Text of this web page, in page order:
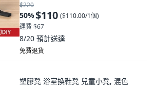
$220
50%$110 ($110.00/1個)
運費 $67
8/20 預計送達
免費退貨
塑膠凳 浴室換鞋凳 兒童小凳, 混色